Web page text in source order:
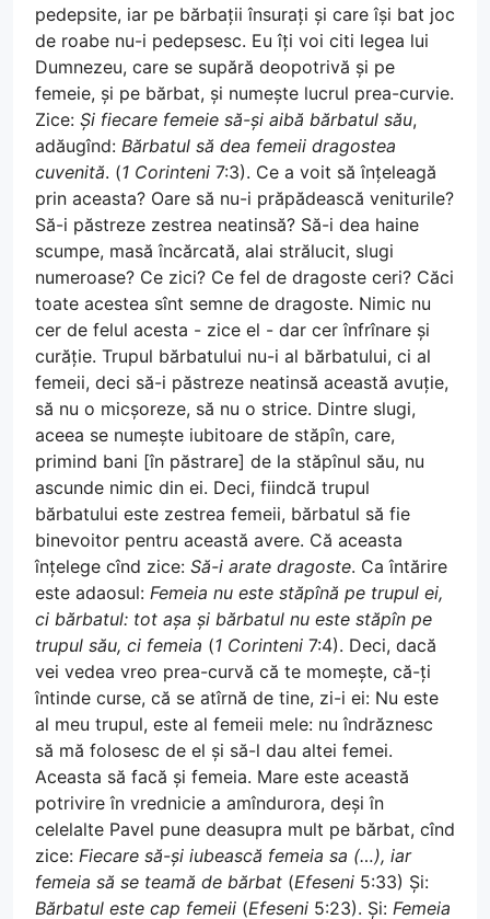
pedepsite, iar pe bărbații însurați și care își bat joc
de roabe nu-i pedepsesc. Eu îți voi citi legea lui
Dumnezeu, care se supără deopotrivă și pe
femeie, și pe bărbat, și numește lucrul prea-curvie.
Zice: Și fiecare femeie să-și aibă bărbatul său,
adăugînd: Bărbatul să dea femeii dragostea
cuvenită. (1 Corinteni 7:3). Ce a voit să înțeleagă
prin aceasta? Oare să nu-i prăpădească veniturile?
Să-i păstreze zestrea neatinsă? Să-i dea haine
scumpe, masă încărcată, alai strălucit, slugi
numeroase? Ce zici? Ce fel de dragoste ceri? Căci
toate acestea sînt semne de dragoste. Nimic nu
cer de felul acesta - zice el - dar cer înfrînare și
curăție. Trupul bărbatului nu-i al bărbatului, ci al
femeii, deci să-i păstreze neatinsă această avuție,
să nu o micșoreze, să nu o strice. Dintre slugi,
aceea se numește iubitoare de stăpîn, care,
primind bani [în păstrare] de la stăpînul său, nu
ascunde nimic din ei. Deci, fiindcă trupul
bărbatului este zestrea femeii, bărbatul să fie
binevoitor pentru această avere. Că aceasta
înțelege cînd zice: Să-i arate dragoste. Ca întărire
este adaosul: Femeia nu este stăpînă pe trupul ei,
ci bărbatul: tot așa și bărbatul nu este stăpîn pe
trupul său, ci femeia (1 Corinteni 7:4). Deci, dacă
vei vedea vreo prea-curvă că te momește, că-ți
întinde curse, că se atîrnă de tine, zi-i ei: Nu este
al meu trupul, este al femeii mele: nu îndrăznesc
să mă folosesc de el și să-l dau altei femei.
Aceasta să facă și femeia. Mare este această
potrivire în vrednicie a amîndurora, deși în
celelalte Pavel pune deasupra mult pe bărbat, cînd
zice: Fiecare să-și iubească femeia sa (…), iar
femeia să se teamă de bărbat (Efeseni 5:33) Și:
Bărbatul este cap femeii (Efeseni 5:23). Și: Femeia